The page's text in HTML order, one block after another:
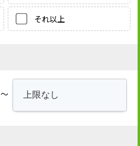
それ以上
～